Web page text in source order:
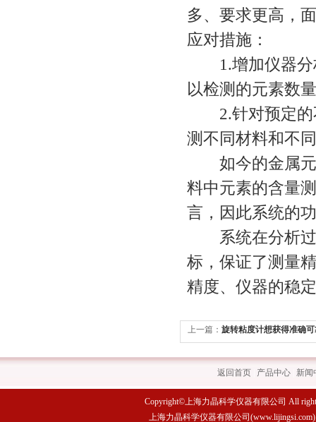
多、要求更高，
应对措施：
1.增加仪器分
以检测的元素数
2.针对预定的
测不同材料和不
如今的金属元
料中元素的含量
言，因此系统的
系统在分析过
标，保证了测量
精度、仪器的稳
上一篇： 旋转粘度计想获得准确
返回首页 产品中心 新闻
Copyright©上海力晶科学仪器有限公司 All
上海力晶科学仪器有限公司